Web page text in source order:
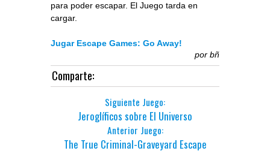
para poder escapar. El Juego tarda en
cargar.
Jugar Escape Games: Go Away!
por bñ
Comparte:
Siguiente Juego:
Jeroglíficos sobre El Universo
Anterior Juego:
The True Criminal-Graveyard Escape